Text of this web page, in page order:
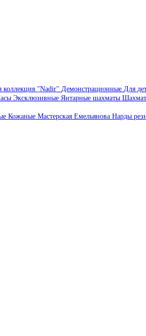
коллекция "Nadir" Демонстрационные Для
Эксклюзивные Янтарные шахматы
Кожаные Мастерская Емельянова Нарды